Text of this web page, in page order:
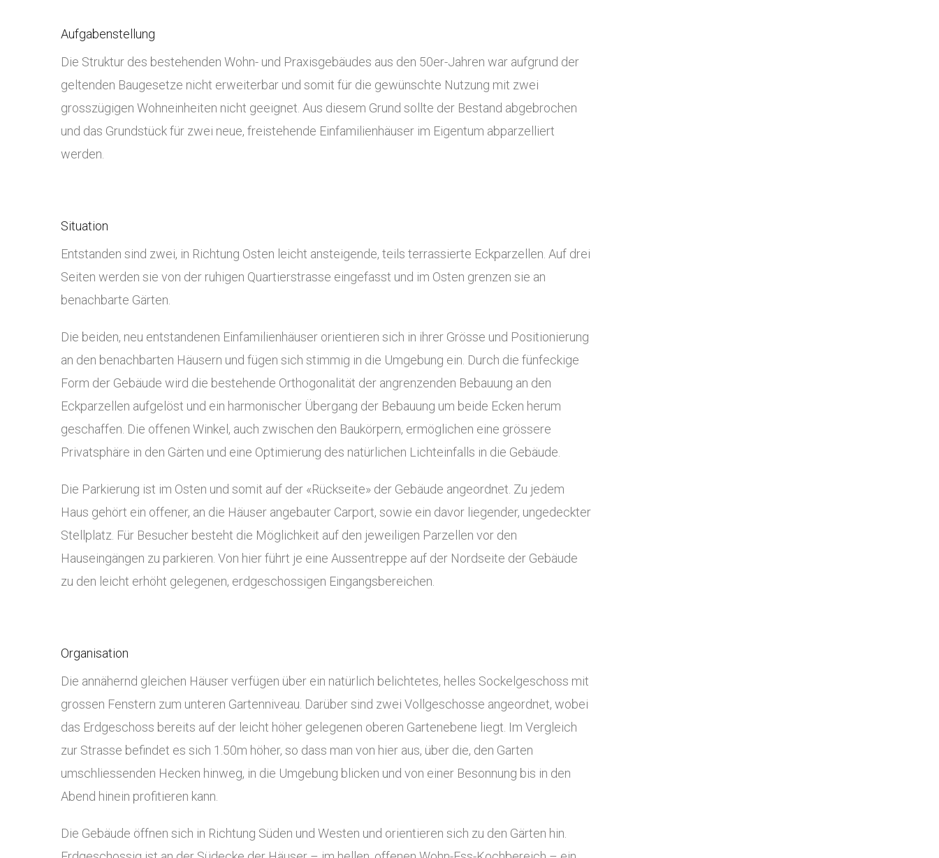
Aufgabenstellung
Die Struktur des bestehenden Wohn- und Praxisgebäudes aus den 50er-Jahren war aufgrund der
geltenden Baugesetze nicht erweiterbar und somit für die gewünschte Nutzung mit zwei
grosszügigen Wohneinheiten nicht geeignet. Aus diesem Grund sollte der Bestand abgebrochen
und das Grundstück für zwei neue, freistehende Einfamilienhäuser im Eigentum abparzelliert
werden.
Situation
Entstanden sind zwei, in Richtung Osten leicht ansteigende, teils terrassierte Eckparzellen. Auf drei
Seiten werden sie von der ruhigen Quartierstrasse eingefasst und im Osten grenzen sie an
benachbarte Gärten.
Die beiden, neu entstandenen Einfamilienhäuser orientieren sich in ihrer Grösse und Positionierung
an den benachbarten Häusern und fügen sich stimmig in die Umgebung ein. Durch die fünfeckige
Form der Gebäude wird die bestehende Orthogonalität der angrenzenden Bebauung an den
Eckparzellen aufgelöst und ein harmonischer Übergang der Bebauung um beide Ecken herum
geschaffen. Die offenen Winkel, auch zwischen den Baukörpern, ermöglichen eine grössere
Privatsphäre in den Gärten und eine Optimierung des natürlichen Lichteinfalls in die Gebäude.
Die Parkierung ist im Osten und somit auf der «Rückseite» der Gebäude angeordnet. Zu jedem
Haus gehört ein offener, an die Häuser angebauter Carport, sowie ein davor liegender, ungedeckter
Stellplatz. Für Besucher besteht die Möglichkeit auf den jeweiligen Parzellen vor den
Hauseingängen zu parkieren. Von hier führt je eine Aussentreppe auf der Nordseite der Gebäude
zu den leicht erhöht gelegenen, erdgeschossigen Eingangsbereichen.
Organisation
Die annähernd gleichen Häuser verfügen über ein natürlich belichtetes, helles Sockelgeschoss mit
grossen Fenstern zum unteren Gartenniveau. Darüber sind zwei Vollgeschosse angeordnet, wobei
das Erdgeschoss bereits auf der leicht höher gelegenen oberen Gartenebene liegt. Im Vergleich
zur Strasse befindet es sich 1.50m höher, so dass man von hier aus, über die, den Garten
umschliessenden Hecken hinweg, in die Umgebung blicken und von einer Besonnung bis in den
Abend hinein profitieren kann.
Die Gebäude öffnen sich in Richtung Süden und Westen und orientieren sich zu den Gärten hin.